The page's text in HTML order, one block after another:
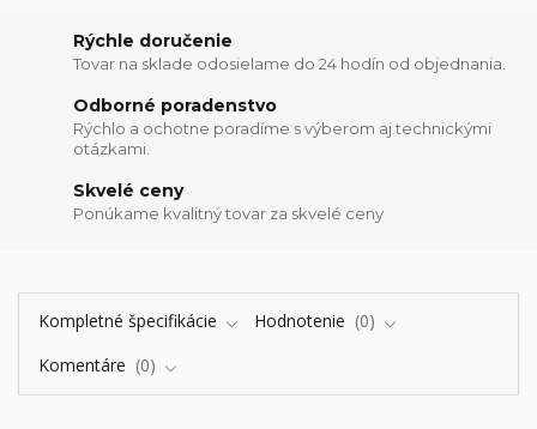
Rýchle doručenie
Tovar na sklade odosielame do 24 hodín od objednania.
Odborné poradenstvo
Rýchlo a ochotne poradíme s výberom aj technickými
otázkami.
Skvelé ceny
Ponúkame kvalitný tovar za skvelé ceny
Kompletné špecifikácie Hodnotenie
0
Komentáre
0